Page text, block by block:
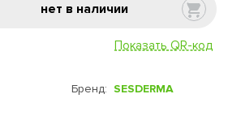
нет в наличии
Показать QR-код
Бренд: SESDERMA